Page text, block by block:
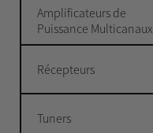
Amplificateurs de
Puissance Multicanaux
Récepteurs
Tuners